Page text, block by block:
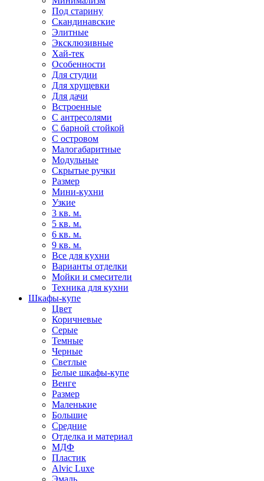
Под старину
Скандинавские
Элитные
Эксклюзивные
Хай-тек
Особенности
Для студии
Для хрущевки
Для дачи
Встроенные
С антресолями
С барной стойкой
С островом
Малогабаритные
Модульные
Скрытые ручки
Размер
Мини-кухни
Узкие
3 кв. м.
5 кв. м.
6 кв. м.
9 кв. м.
Все для кухни
Варианты отделки
Мойки и смесители
Техника для кухни
Шкафы-купе
Цвет
Коричневые
Серые
Темные
Черные
Светлые
Белые шкафы-купе
Венге
Размер
Маленькие
Большие
Средние
Отделка и материал
МДФ
Пластик
Alvic Luxe
Эмаль